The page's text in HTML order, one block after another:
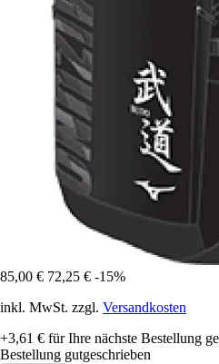
85,00 € 72,25 € -15%
inkl. MwSt. zzgl. Versandkosten
+3,61 € für Ihre nächste Bestellung
Bestellung gutgeschrieben